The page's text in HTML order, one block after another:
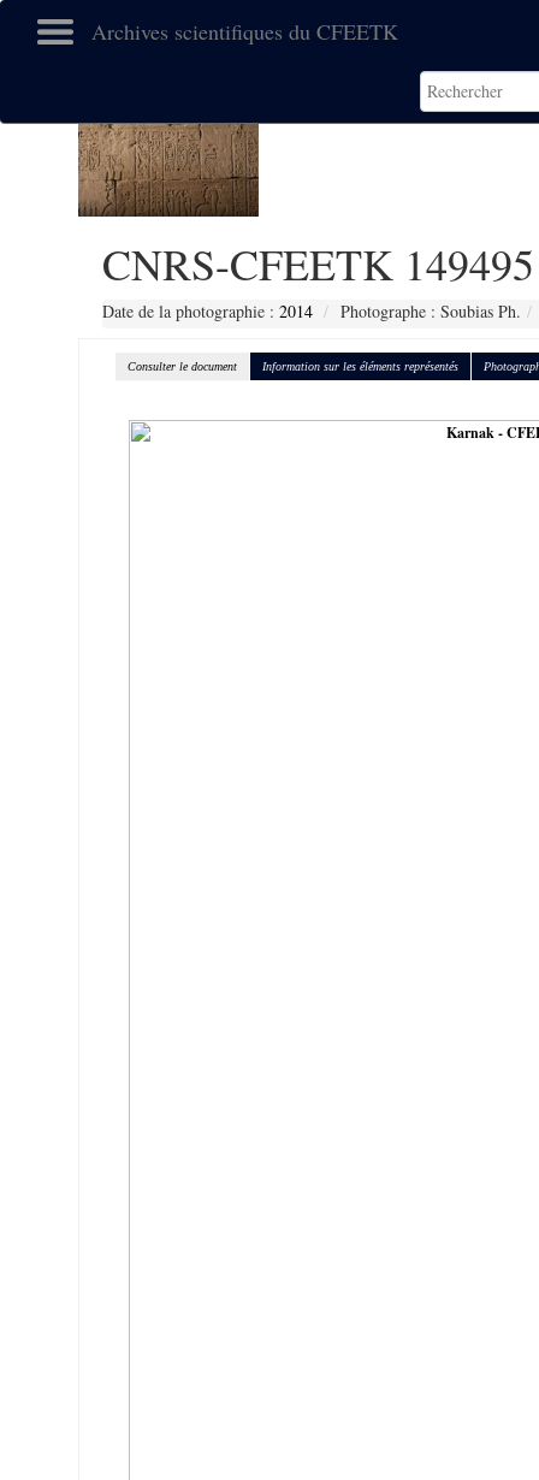
Archives scientifiques du CFEETK
CNRS-CFEETK 149495
Date de la photographie : 2014 Photographe : Soubias Ph.
Consulter le document Information sur les éléments représentés